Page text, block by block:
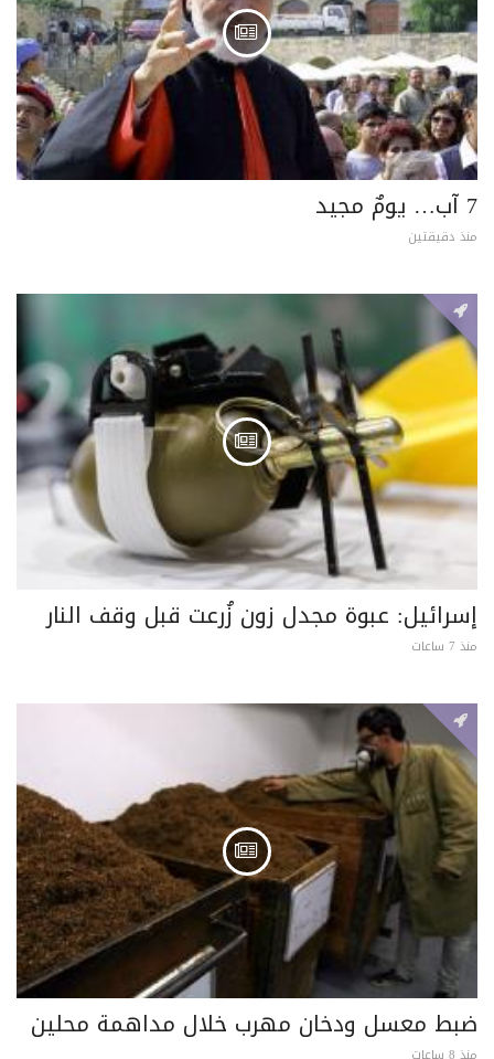
7 آب… يومٌ مجيد
منذ دقيقتين
إسرائيل: عبوة مجدل زون زُرعت قبل وقف النار
منذ 7 ساعات
ضبط معسل ودخان مهرب خلال مداهمة محلين